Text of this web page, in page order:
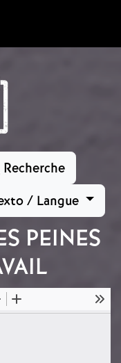
Recherche
/ Langue
PEINES